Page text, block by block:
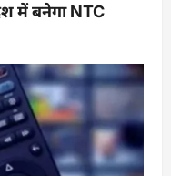
में बनेगा NTC